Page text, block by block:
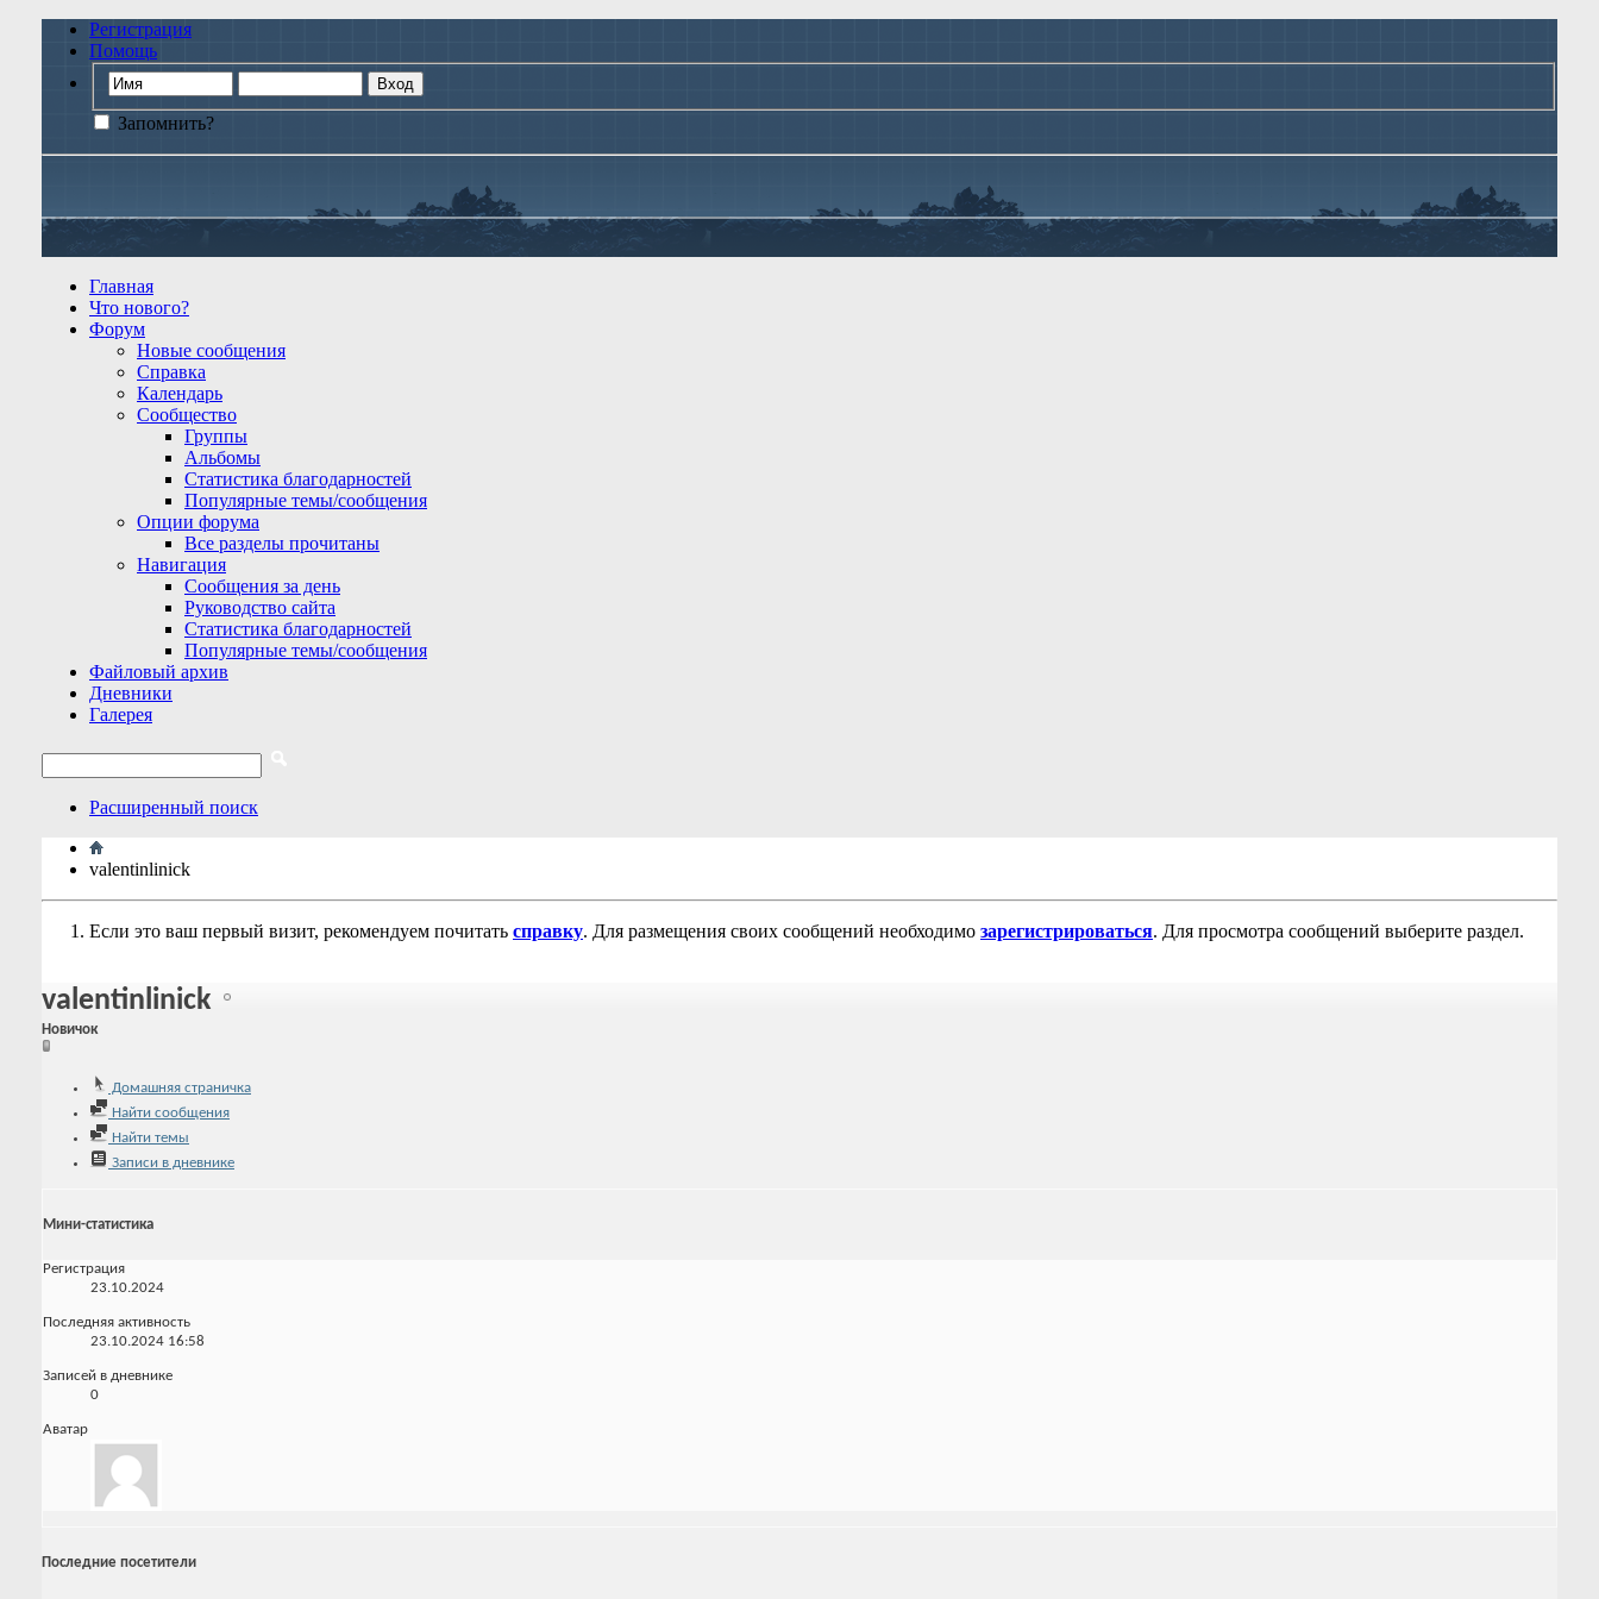
Регистрация
Помощь
Запомнить?
Главная
Что нового?
Форум
Новые сообщения
Справка
Календарь
Сообщество
Группы
Альбомы
Статистика благодарностей
Популярные темы/сообщения
Опции форума
Все разделы прочитаны
Навигация
Сообщения за день
Руководство сайта
Статистика благодарностей
Популярные темы/сообщения
Файловый архив
Дневники
Галерея
Расширенный поиск
valentinlinick
Если это ваш первый визит, рекомендуем почитать справку. Для размещения своих сообщений необходимо зарегистрироваться. Для просмотра сообщений выберите раздел.
valentinlinick
Новичок
Домашняя страничка
Найти сообщения
Найти темы
Записи в дневнике
Мини-статистика
Регистрация
23.10.2024
Последняя активность
23.10.2024 16:58
Записей в дневнике
0
Аватар
Последние посетители